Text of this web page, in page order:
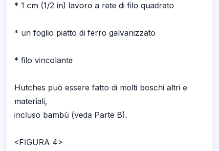
* 1 cm (1/2 in) lavoro a rete di filo quadrato
* un foglio piatto di ferro galvanizzato
* filo vincolante
Hutches può essere fatto di molti boschi altri e
materiali,
incluso bambù (veda Parte B).
<FIGURA 4>